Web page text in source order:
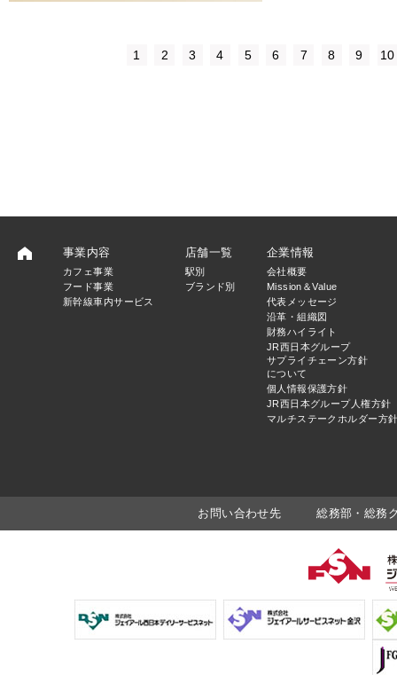
1 2 3 4 5 6 7 8 9 10
事業内容
カフェ事業
フード事業
新幹線車内サービス
店舗一覧
駅別
ブランド別
企業情報
会社概要
Mission＆Value
代表メッセージ
沿革・組織図
財務ハイライト
JR西日本グループ
サプライチェーン方針
について
個人情報保護方針
JR西日本グループ人権方針
マルチステークホルダー方
お問い合わせ先 総務部・総務